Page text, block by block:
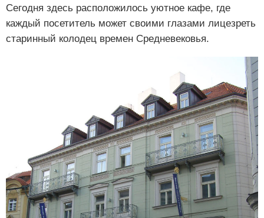
Сегодня здесь расположилось уютное кафе, где
каждый посетитель может своими глазами лицезреть
старинный колодец времен Средневековья.